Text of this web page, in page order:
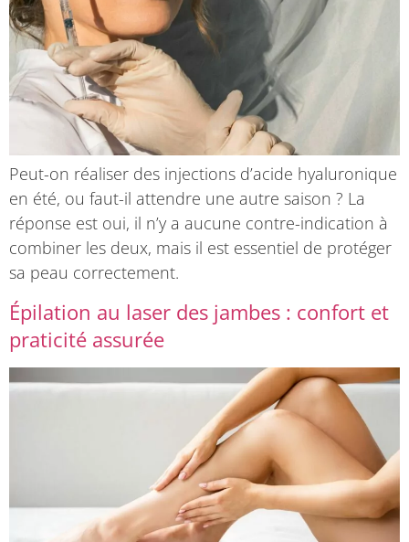
Peut-on réaliser des injections d’acide hyaluronique
en été, ou faut-il attendre une autre saison ? La
réponse est oui, il n’y a aucune contre-indication à
combiner les deux, mais il est essentiel de protéger
sa peau correctement.
Épilation au laser des jambes : confort et
praticité assurée